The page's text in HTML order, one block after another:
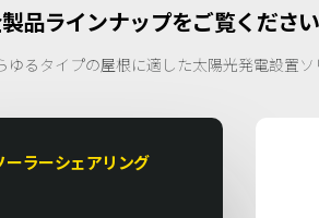
品ラインナップをご覧ください
ゆるタイプの屋根に適した太陽光発電設置
ーラーシェアリング